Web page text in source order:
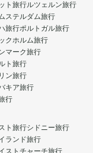
ト旅行ルツェルン旅行
ステルダム旅行
旅行ポルトガル旅行
クホルム旅行
マーク旅行
ト旅行
ン旅行
キア旅行
行
ト旅行シドニー旅行
ランド旅行
ストチャーチ旅行